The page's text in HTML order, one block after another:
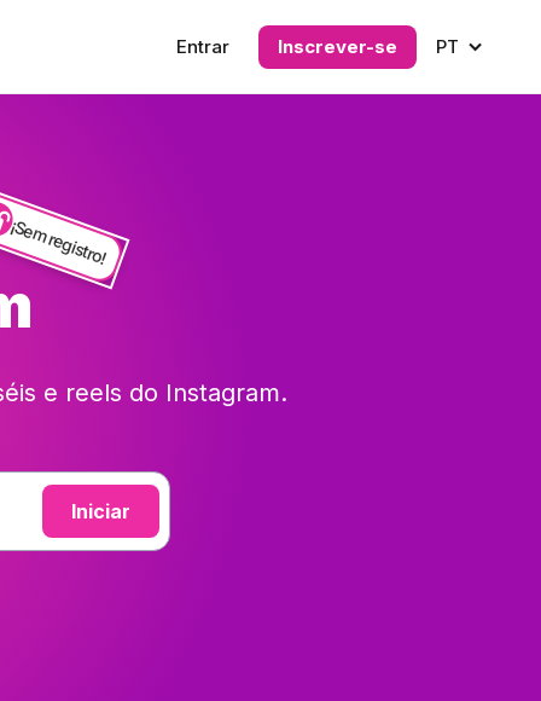
Entrar Inscrever-se PT
¡Sem registro!
e reels do Instagram.
Iniciar